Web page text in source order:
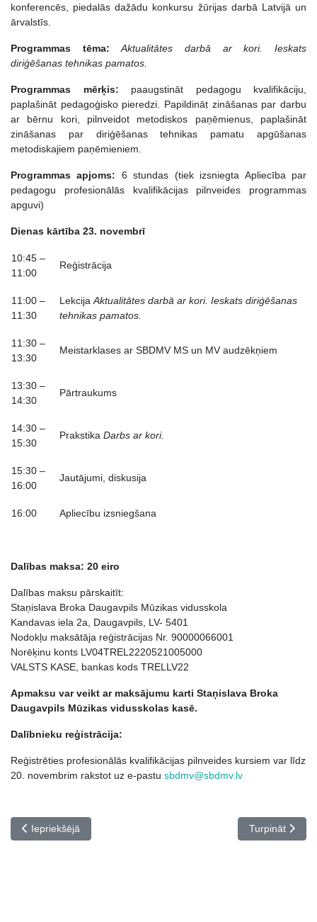
konferencēs, piedalās dažādu konkursu žūrijas darbā Latvijā un
ārvalstīs.
Programmas tēma: Aktualitātes darbā ar kori. Ieskats
diriģēšanas tehnikas pamatos.
Programmas mērķis: paaugstināt pedagogu kvalifikāciju,
paplašināt pedagoģisko pieredzi. Papildināt zināšanas par darbu
ar bērnu kori, pilnveidot metodiskos paņēmienus, paplašināt
zināšanas par diriģēšanas tehnikas pamatu apgūšanas
metodiskajiem paņēmieniem.
Programmas apjoms: 6 stundas (tiek izsniegta Apliecība par
pedagogu profesionālās kvalifikācijas pilnveides programmas
apguvi)
Dienas kārtība 23. novembrī
10:45 –
11:00
Reģistrācija
11:00 –
11:30
Lekcija Aktualitātes darbā ar kori. Ieskats diriģēšanas
tehnikas pamatos.
11:30 –
13:30
Meistarklases ar SBDMV MS un MV audzēkņiem
13:30 –
14:30
Pārtraukums
14:30 –
15:30
Prakstika Darbs ar kori.
15:30 –
16:00
Jautājumi, diskusija
16:00 Apliecību izsniegšana
Dalības maksa: 20 eiro
Dalības maksu pārskaitīt:
Staņislava Broka Daugavpils Mūzikas vidusskola
Kandavas iela 2a, Daugavpils, LV- 5401
Nodokļu maksātāja reģistrācijas Nr. 90000066001
Norēķinu konts LV04TREL2220521005000
VALSTS KASE, bankas kods TRELLV22
Apmaksu var veikt ar maksājumu karti Staņislava Broka
Daugavpils Mūzikas vidusskolas kasē.
Dalībnieku reģistrācija:
Reģistrēties profesionālās kvalifikācijas pilnveides kursiem var līdz
20. novembrim rakstot uz e-pastu sbdmv@sbdmv.lv
Iepriekšējais raksts: Pedagogu profesionālās kvalifikācijas
Iepriekšējā Nākamais
Turpināt